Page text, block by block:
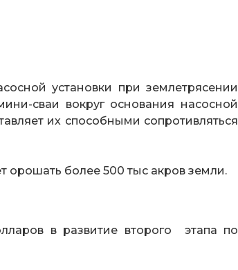
установки при землетрясении
сваи вокруг основания насосной
их способными сопротивляться
орошать более 500 тыс акров земли.
в развитие второго этапа по